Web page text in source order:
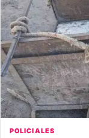
POLICIALES